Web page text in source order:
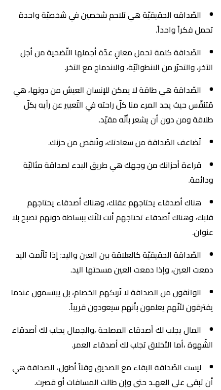
الصّداقه الحقيقيّة هي تلاحم شخصين في شخصيّة واحدة
تحمل فكراً واحداً.
الصّداقة كلمة تحمل معانٍ عدّة أجملها التّضحية من أجل
الآخر، والتحرّر من الانطوائيّة، والاندماج مع الآخر.
الصّداقة هي طاقة لا يمكن للإنسان العيش من دونها، هي
مُتنفّس حيث يجد المرء منا كلّ راحته في التّعبير عن رأيه بكلّ
طلاقة ومن دون أن يشعر بأنّه مقيّد.
تُضاعف الصّداقة من سعادتك، وتُنقص من حزنك.
قراءة أحزانك من وجهك هي طريق البدء لصداقة مثاليّة
ودائمة.
هناك أصدقاء يحتاجهم عقلك، وهناك أصدقاء يحتاجهم
قلبك، وهناك أصدقاء تحتاجهم أنت لأنّك ببساطة دونهم تصبح بلا
عنوان.
الصّداقة الحقيقيّة كالعلاقة بين العين واليد: إذا تألّمت اليد
دمعت العين، وإذا دمعت العين مسحتها اليد.
الواثقون من الصداقة لا تُربكهم الخصام، بل يبتسمون عندما
يفترقون لأنّهم يعلمون بأنهم سيعودون قريباً.
المال يجلب لك أصدقاء المصلحة ،والجمال يجلب لك أصدقاء
الشّهوة ،أما الأخلاق تجلب لك أصدقاء العمر.
ليست الصّداقة البقاء مع الصديق وقتاً أطول، الصداقة هي
أن تبقى على العهـد حتى وإن طالت المسافات أو قصرت.